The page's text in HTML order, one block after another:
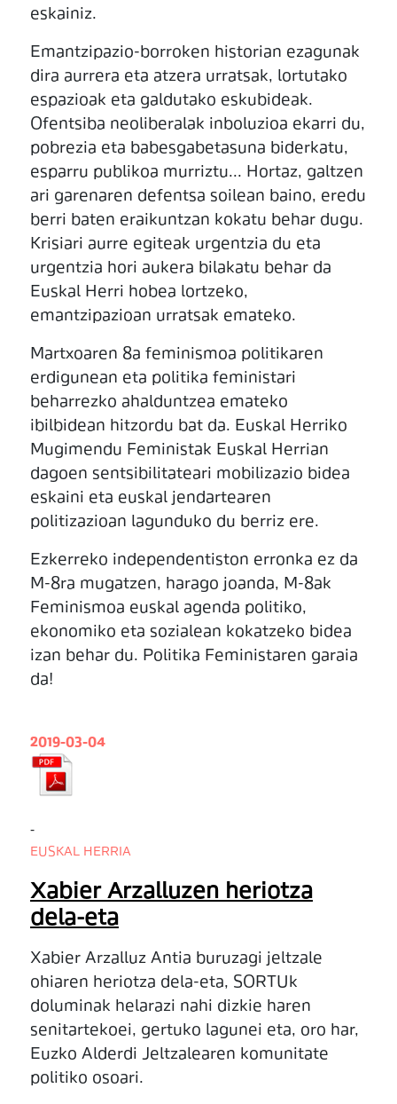
eskainiz.
Emantzipazio-borroken historian ezagunak
dira aurrera eta atzera urratsak, lortutako
espazioak eta galdutako eskubideak.
Ofentsiba neoliberalak inboluzioa ekarri du,
pobrezia eta babesgabetasuna biderkatu,
esparru publikoa murriztu... Hortaz, galtzen
ari garenaren defentsa soilean baino, eredu
berri baten eraikuntzan kokatu behar dugu.
Krisiari aurre egiteak urgentzia du eta
urgentzia hori aukera bilakatu behar da
Euskal Herri hobea lortzeko,
emantzipazioan urratsak emateko.
Martxoaren 8a feminismoa politikaren
erdigunean eta politika feministari
beharrezko ahalduntzea emateko
ibilbidean hitzordu bat da. Euskal Herriko
Mugimendu Feministak Euskal Herrian
dagoen sentsibilitateari mobilizazio bidea
eskaini eta euskal jendartearen
politizazioan lagunduko du berriz ere.
Ezkerreko independentiston erronka ez da
M-8ra mugatzen, harago joanda, M-8ak
Feminismoa euskal agenda politiko,
ekonomiko eta sozialean kokatzeko bidea
izan behar du. Politika Feministaren garaia
da!
2019-03-04
-
EUSKAL HERRIA
Xabier Arzalluzen heriotza
dela-eta
Xabier Arzalluz Antia buruzagi jeltzale
ohiaren heriotza dela-eta, SORTUk
doluminak helarazi nahi dizkie haren
senitartekoei, gertuko lagunei eta, oro har,
Euzko Alderdi Jeltzalearen komunitate
politiko osoari.